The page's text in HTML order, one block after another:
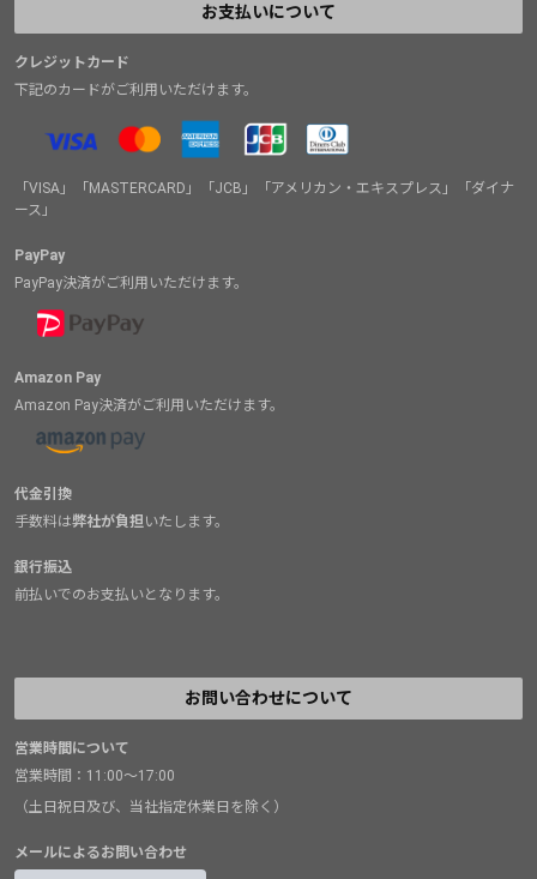
お支払いについて
クレジットカード
下記のカードがご利用いただけます。
「VISA」「MASTERCARD」「JCB」「アメリカン・エキスプレス」「ダイナ
ース」
PayPay
PayPay決済がご利用いただけます。
Amazon Pay
Amazon Pay決済がご利用いただけます。
代金引換
手数料は弊社が負担 いたします。
銀行振込
前払いでのお支払いとなります。
お問い合わせについて
営業時間について
営業時間：11:00～17:00
（土日祝日及び、当社指定休業日を除く）
メールによるお問い合わせ